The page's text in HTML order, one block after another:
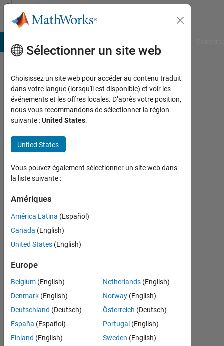
Passer au contenu
Community
Profile
Zeeshan
Salam
Last
plus
de 6
y a
Actif
depuis
2019
0
Following:
0
Follow
Sélectionner un site web
Choisissez un site web pour accéder au contenu traduit
dans votre langue (lorsqu'il est disponible) et voir les
événements et les offres locales. D’après votre position,
nous vous recommandons de sélectionner la région
suivante :United States.
United States
Vous pouvez également sélectionner un site web dans
la liste suivante :
Amériques
América Latina (Español)
Canada (English)
United States (English)
Europe
Belgium (English)
Denmark (English)
Deutschland (Deutsch)
España (Español)
Finland (English)
Netherlands(English)
Norway(English)
Österreich (Deutsch)
Portugal (English)
Sweden (English)